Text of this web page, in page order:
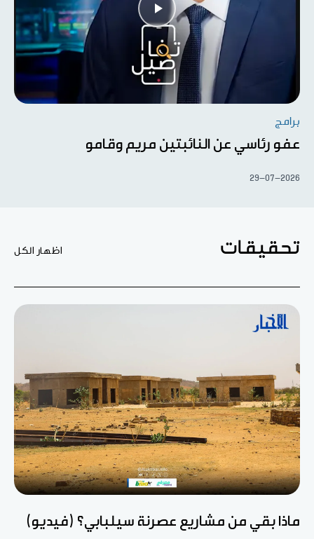
برامج
عفو رئاسي عن النائبتين مريم وقامو
29-07-2026
تحقيقات اظهار الكل
ماذا بقي من مشاريع عصرنة سيلبابي؟ (فيديو)